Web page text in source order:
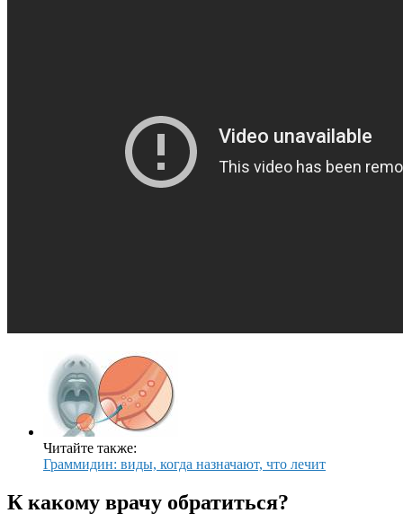
Читайте также:
Граммидин: виды, когда назначают, что лечит
К какому врачу обратиться?